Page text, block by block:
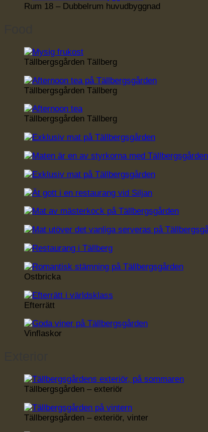
Rum 18 – Dubbelrum huvudbyggnad
Tällbergsgården Tällberg
Tällbergsgården Tällberg
Tällbergsgården Tällberg
Ostbricka
Efterrätt
Vinflaskor
Tällbergsgården – exteriör
Tällbergsgården – exteriör, vinter